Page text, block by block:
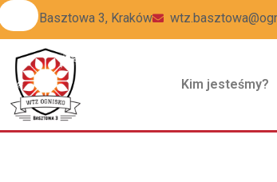
ul Basztowa 3, Kraków
Kim jesteśmy?